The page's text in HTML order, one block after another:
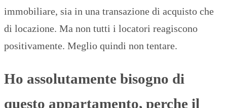
immobiliare, sia in una transazione di acquisto che
di locazione. Ma non tutti i locatori reagiscono
positivamente. Meglio quindi non tentare.
Ho assolutamente bisogno di
questo appartamento, perche il